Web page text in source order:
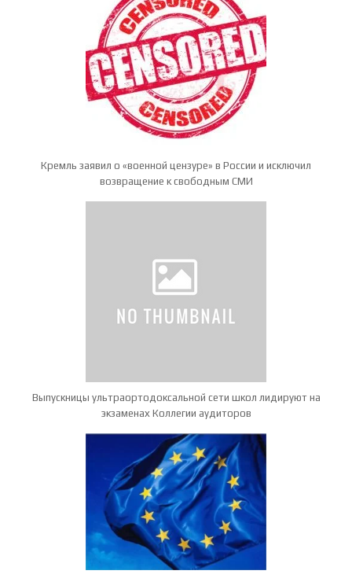
Кремль заявил о «военной цензуре» в России и исключил
возвращение к свободным СМИ
Выпускницы ультраортодоксальной сети школ лидируют на
экзаменах Коллегии аудиторов